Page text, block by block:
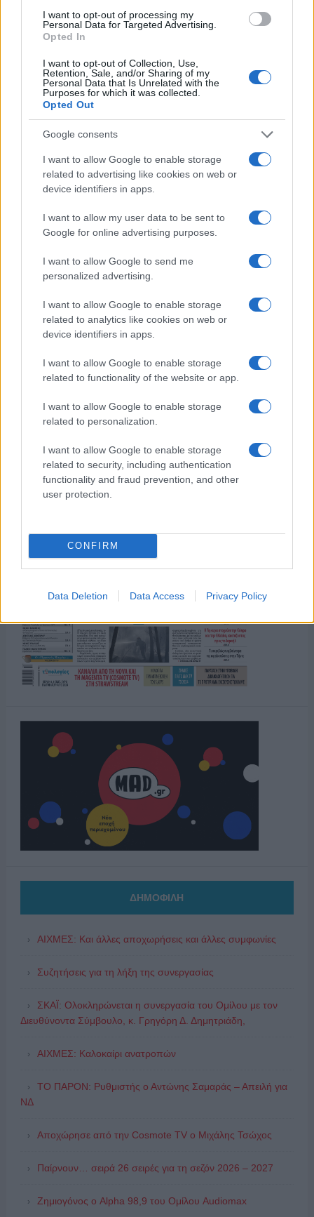
I want to opt-out of processing my
Personal Data for Targeted Advertising.
Opted In
I want to opt-out of Collection, Use,
Retention, Sale, and/or Sharing of my
Personal Data that Is Unrelated with the
Purposes for which it was collected.
Opted Out
Google consents
I want to allow Google to enable storage
related to advertising like cookies on web or
device identifiers in apps.
I want to allow my user data to be sent to
Google for online advertising purposes.
I want to allow Google to send me
personalized advertising.
I want to allow Google to enable storage
related to analytics like cookies on web or
device identifiers in apps.
I want to allow Google to enable storage
related to functionality of the website or app.
I want to allow Google to enable storage
related to personalization.
I want to allow Google to enable storage
related to security, including authentication
functionality and fraud prevention, and other
user protection.
CONFIRM
Data Deletion Data Access Privacy Policy
της Ζωής μας
το ελληνικό καλοκαίρι και ένας
πολιτισμός που μας ενώνει κάθε μέρα.
ΟΣΑ ΧΡΕΙΑΖΕΣΑΙ
ΓΙΑ ΤΟ ΚΑΛΟΚΑΙΡΙ ΣΟΥ →
ΤΟ ΠΑΡΟΝ ΤΗΣ ΚΥΡΙΑΚΗΣ
ΔΗΜΟΦΙΛΗ
ΑΙΧΜΕΣ: Και άλλες αποχωρήσεις και άλλες συμφωνίες
Συζητήσεις για τη λήξη της συνεργασίας
ΣΚΑΪ: Ολοκληρώνεται η συνεργασία του Ομίλου με τον
Διευθύνοντα Σύμβουλο, κ. Γρηγόρη Δ. Δημητριάδη,
ΑΙΧΜΕΣ: Καλοκαίρι ανατροπών
ΤΟ ΠΑΡΟΝ: Ρυθμιστής ο Αντώνης Σαμαράς – Απειλή για
ΝΔ
Αποχώρησε από την Cosmote TV o Μιχάλης Τσώχος
Παίρνουν… σειρά 26 σειρές για τη σεζόν 2026 – 2027
Ζημιογόνος ο Alpha 98,9 του Ομίλου Audiomax